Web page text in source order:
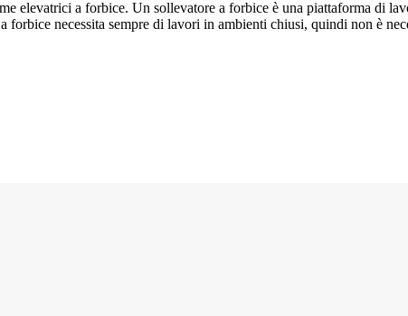
elevatrici a forbice. Un sollevatore a forbice è una piattaforma di
necessita sempre di lavori in ambienti chiusi, quindi non è